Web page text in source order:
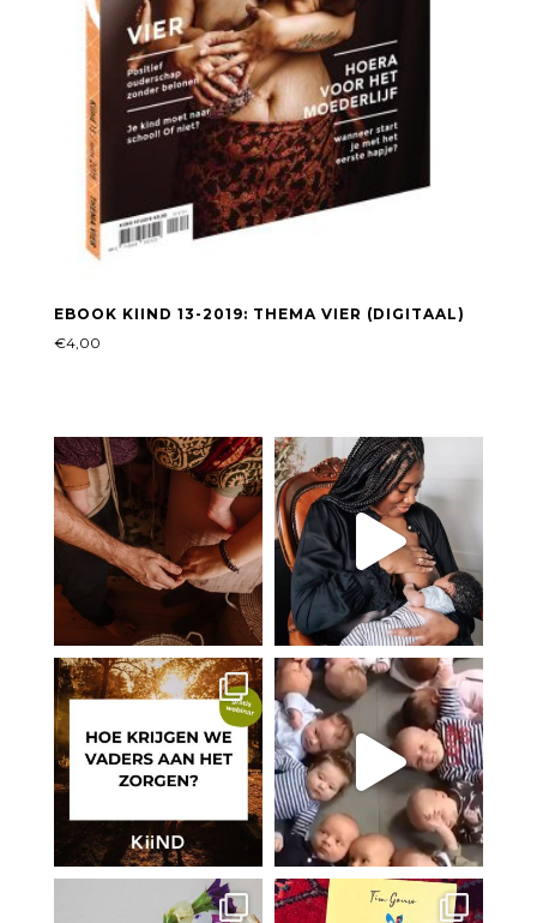
EBOOK KIIND 13-2019: THEMA VIER (DIGITAAL)
€4,00